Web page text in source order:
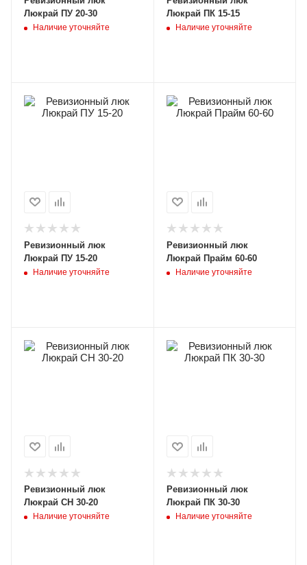
Люкрай ПУ 20-30
Наличие уточняйте
Люкрай ПК 15-15
Наличие уточняйте
Ревизионный люк
Люкрай ПУ 15-20
Наличие уточняйте
Ревизионный люк
Люкрай Прайм 60-60
Наличие уточняйте
Ревизионный люк
Люкрай СН 30-20
Наличие уточняйте
Ревизионный люк
Люкрай ПК 30-30
Наличие уточняйте